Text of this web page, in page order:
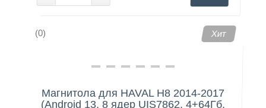
(0) Хит
Магнитола для HAVAL H8 2014-2017
(Android 13, 8 ядер UIS7862, 4+64Гб,